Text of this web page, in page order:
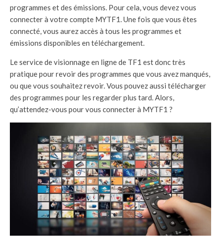
programmes et des émissions. Pour cela, vous devez vous
connecter à votre compte MYTF1. Une fois que vous êtes
connecté, vous aurez accès à tous les programmes et
émissions disponibles en téléchargement.
Le service de visionnage en ligne de TF1 est donc très
pratique pour revoir des programmes que vous avez manqués,
ou que vous souhaitez revoir. Vous pouvez aussi télécharger
des programmes pour les regarder plus tard. Alors,
qu’attendez-vous pour vous connecter à MYTF1 ?